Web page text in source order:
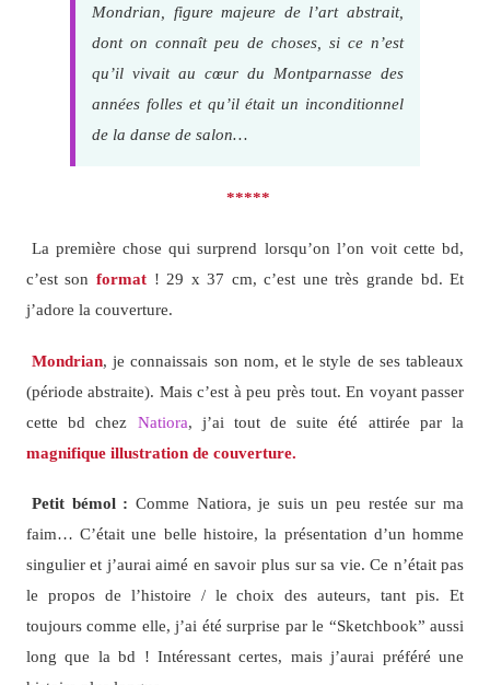
Mondrian, figure majeure de l’art abstrait,
dont on connaît peu de choses, si ce n’est
qu’il vivait au cœur du Montparnasse des
années folles et qu’il était un inconditionnel
de la danse de salon…
*****
La première chose qui surprend lorsqu’on l’on voit cette bd,
c’est sonformat ! 29 x 37 cm, c’est une très grande bd. Et
j’adore la couverture.
Mondrian, je connaissais son nom, et le style de ses tableaux
(période abstraite). Mais c’est à peu près tout. En voyant passer
cette bd chez Natiora, j’ai tout de suite été attirée par la
magnifique illustration de couverture.
Petit bémol : Comme Natiora, je suis un peu restée sur ma
faim… C’était une belle histoire, la présentation d’un homme
singulier et j’aurai aimé en savoir plus sur sa vie. Ce n’était pas
le propos de l’histoire / le choix des auteurs, tant pis. Et
toujours comme elle, j’ai été surprise par le “Sketchbook” aussi
long que la bd ! Intéressant certes, mais j’aurai préféré une